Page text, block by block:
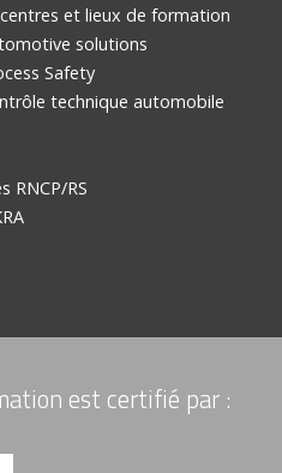
et lieux de formation
solutions
Safety
technique automobile
RNCP/RS
est certifié par :